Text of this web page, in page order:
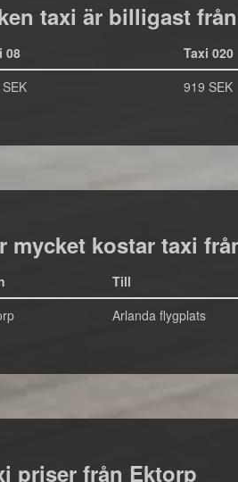
taxi är billigast
08 Taxi 020
919 SEK
mycket kostar taxi
Till
Arlanda flygplats
priser från Ektorp